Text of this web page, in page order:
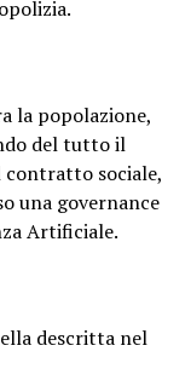
la popolazione,
del tutto il
sociale,
una governance
Artificiale.
descritta nel